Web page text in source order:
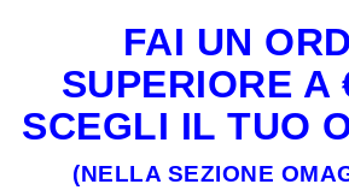
FAI UN
SUPERIORE A
SCEGLI IL TUO
(NELLA SEZIONE